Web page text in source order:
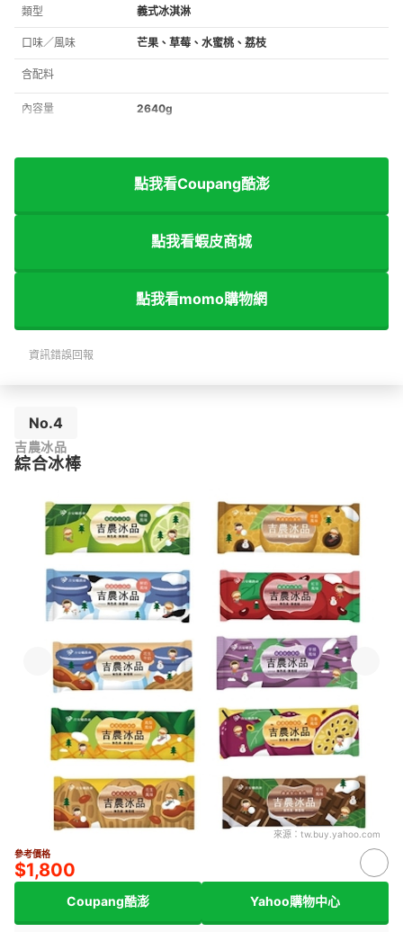
類型 義式冰淇淋
口味／風味 芒果、草莓、水蜜桃、荔枝
含配料
內容量 2640g
點我看Coupang酷澎
點我看蝦皮商城
點我看momo購物網
資訊錯誤回報
No.4
吉農冰品
綜合冰棒
來源： tw.buy.yahoo.com
參考價格
$1,800
Coupang酷澎 Yahoo購物中心